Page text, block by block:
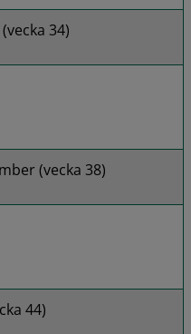
34)
(vecka 38)
44)